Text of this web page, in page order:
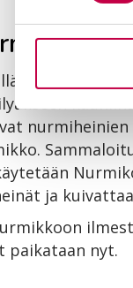
nurmikko
ja
paikataan nyt.